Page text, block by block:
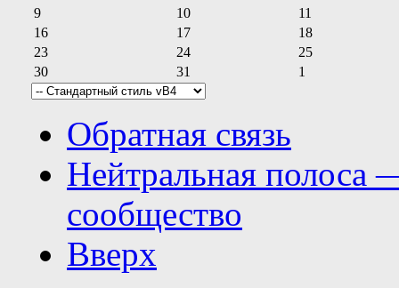
9
10
11
16
17
18
23
24
25
30
31 1
Обратная связь
Нейтральная полоса
сообщество
Вверх